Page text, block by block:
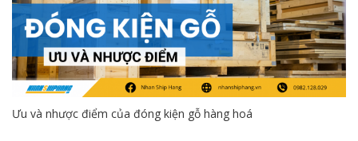
Ưu và nhược điểm của đóng kiện gỗ hàng hoá